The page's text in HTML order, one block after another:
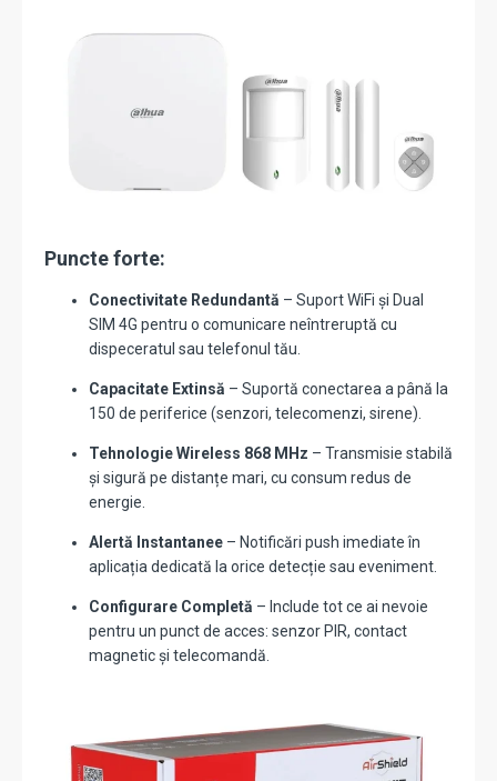
Puncte forte:
Conectivitate Redundantă – Suport WiFi și Dual
SIM 4G pentru o comunicare neîntreruptă cu
dispeceratul sau telefonul tău.
Capacitate Extinsă – Suportă conectarea a până la
150 de periferice (senzori, telecomenzi, sirene).
Tehnologie Wireless 868 MHz – Transmisie stabilă
și sigură pe distanțe mari, cu consum redus de
energie.
Alertă Instantanee – Notificări push imediate în
aplicația dedicată la orice detecție sau eveniment.
Configurare Completă – Include tot ce ai nevoie
pentru un punct de acces: senzor PIR, contact
magnetic și telecomandă.